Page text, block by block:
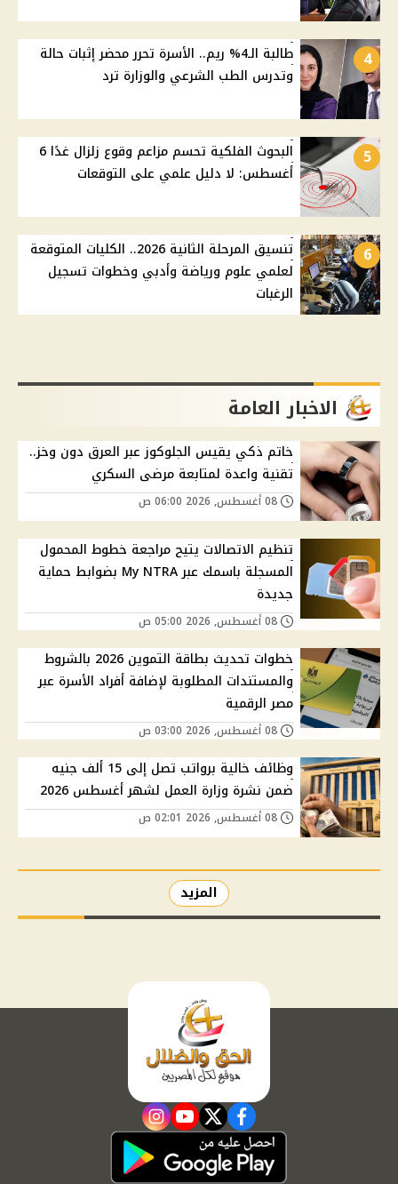
4
طالبة الـ4% ريم.. الأسرة تحرر محضر إثبات حالة
وتدرس الطب الشرعي والوزارة ترد
5
البحوث الفلكية تحسم مزاعم وقوع زلزال غدًا 6
أغسطس: لا دليل علمي على التوقعات
6
تنسيق المرحلة الثانية 2026.. الكليات المتوقعة
لعلمي علوم ورياضة وأدبي وخطوات تسجيل
الرغبات
الاخبار العامة
خاتم ذكي يقيس الجلوكوز عبر العرق دون وخز..
تقنية واعدة لمتابعة مرضى السكري
تنظيم الاتصالات يتيح مراجعة خطوط المحمول
المسجلة باسمك عبر My NTRA بضوابط حماية
جديدة
خطوات تحديث بطاقة التموين 2026 بالشروط
والمستندات المطلوبة لإضافة أفراد الأسرة عبر
مصر الرقمية
وظائف خالية برواتب تصل إلى 15 ألف جنيه
ضمن نشرة وزارة العمل لشهر أغسطس 2026
المزيد
facebook
twitter
youtube
instagram